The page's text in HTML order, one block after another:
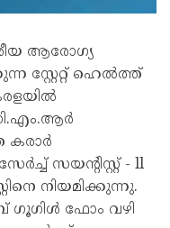
ആരോഗ്യ
സ്റ്റേറ്റ് ഹെല്‍ത്ത്
കരാര്‍
സയന്റിസ്റ്റ് - ll
നിയമിക്കുന്നു.
ഗൂഗിള്‍ ഫോം വഴി